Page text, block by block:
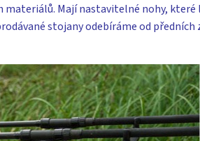
materiálů. Mají nastavitelné nohy,
stojany odebíráme od